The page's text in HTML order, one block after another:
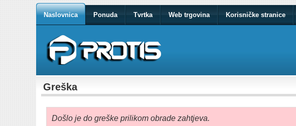
Naslovnica Ponuda Tvrtka Web trgovina Korisničke stranice
Greška
Došlo je do greške prilikom obrade zahtjeva.